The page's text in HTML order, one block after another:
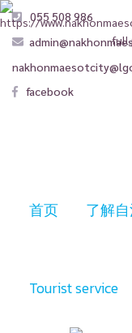
055 508 986
facebook
首页 了解
Tourist service